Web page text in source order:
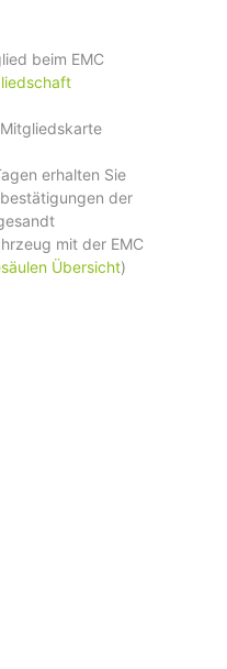
beim EMC
erhalten Sie
der
mit der EMC
Übersicht)